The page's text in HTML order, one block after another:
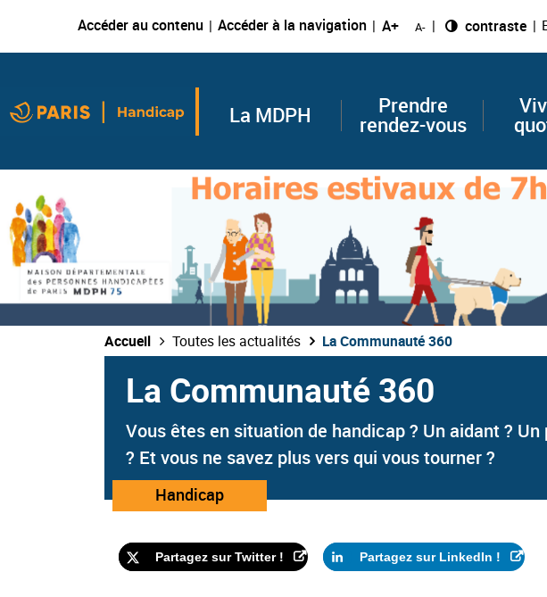
Accéder au contenu Accéder à la navigation A+ A- Changer le
contraste
La MDPH
Prendre
rendez-vous
Accueil Toutes les actualités La Communauté 360
La Communauté 360
Vous êtes en situation de handicap ? Un aidant ?
? Et vous ne savez plus vers qui vous tourner ?
Catégorie
Handicap
Partagez sur Twitter ! Partagez sur LinkedIn !